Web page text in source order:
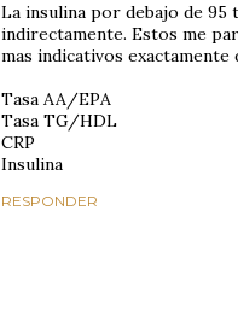
La insulina por debajo de
indirectamente. Estos me
mas indicativos exactamente
Tasa AA/EPA
Tasa TG/HDL
CRP
Insulina
RESPONDER